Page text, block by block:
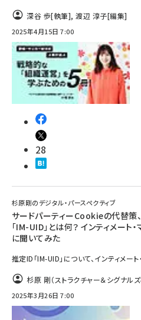
深谷 歩[執筆],渡辺 淳子[編集]
2025年4月15日 7:00
28
杉原剛のデジタル・パースペクティブ
サードパーティーCookieの代替策
「IM-UID」とは何？ インティメート
に聞いてみた
推定ID「IM-UID」について、インティメー
杉原 剛（ストラクチャー＆シグナル
2025年3月26日 7:00